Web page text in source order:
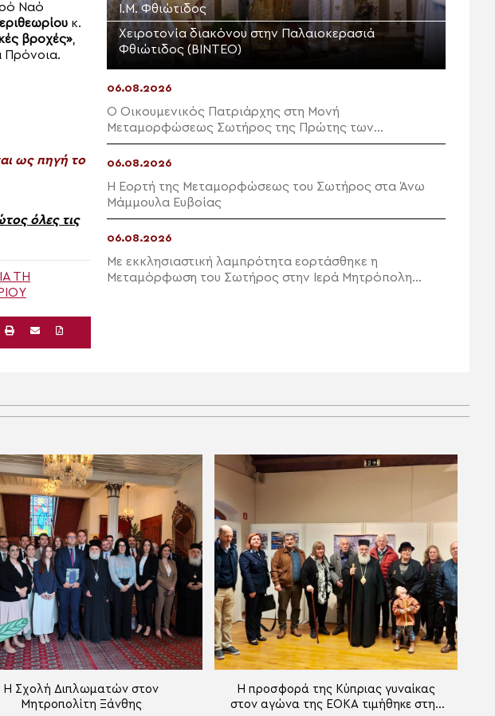
Ναό
κ.
βροχές»,
Πρόνοια.
ως πηγή το
όλες τις
ΤΗ
Ι.Μ. Φθιώτιδος
Χειροτονία διακόνου στην Παλαιοκερασιά
Φθιώτιδος (ΒΙΝΤΕΟ)
06.08.2026
Ο Οικουμενικός Πατριάρχης στη Μονή
Μεταμορφώσεως Σωτήρος της Πρώτης των
Πριγκηποννήσων
06.08.2026
Η Εορτή της Μεταμορφώσεως του Σωτήρος στα Άνω
Μάμμουλα Ευβοίας
06.08.2026
Με εκκλησιαστική λαμπρότητα εορτάσθηκε η
Μεταμόρφωση του Σωτήρος στην Ιερά Μητρόπολη
Η Σχολή Διπλωματών στον
Μητροπολίτη Ξάνθης
Η προσφορά της Κύπριας γυναίκας
στον αγώνα της ΕΟΚΑ τιμήθηκε στην